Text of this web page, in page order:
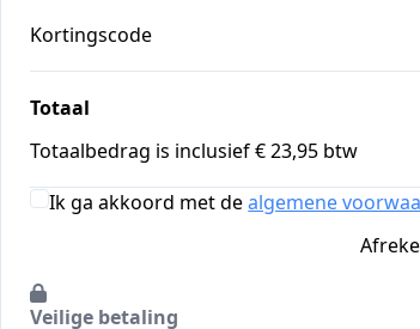
Kortingscode
Totaal
Totaalbedrag is inclusief € 23,95 btw
Ik ga akkoord met dealgemene
Veilige betaling